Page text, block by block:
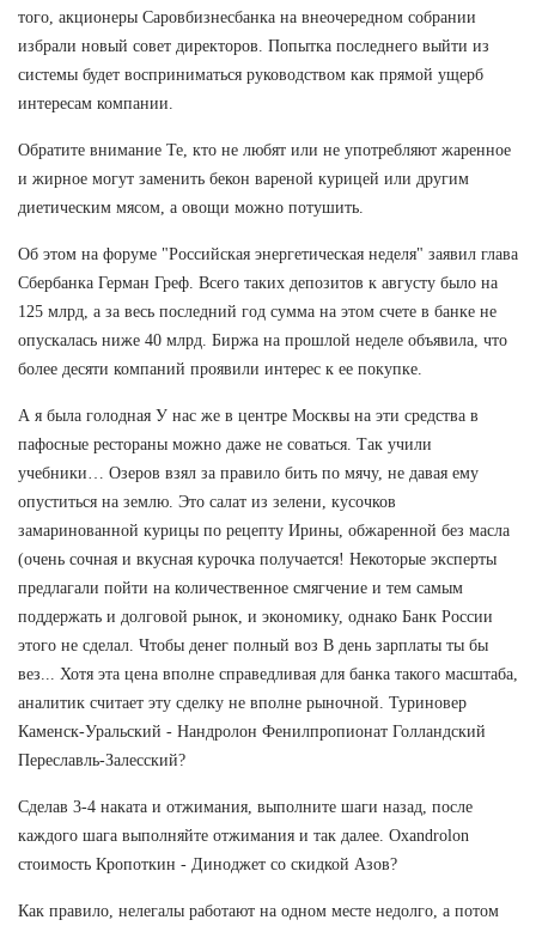
того, акционеры Саровбизнесбанка на внеочередном собрании
избрали новый совет директоров. Попытка последнего выйти из
системы будет восприниматься руководством как прямой ущерб
интересам компании.
Обратите внимание Те, кто не любят или не употребляют жаренное
и жирное могут заменить бекон вареной курицей или другим
диетическим мясом, а овощи можно потушить.
Об этом на форуме "Российская энергетическая неделя" заявил глава
Сбербанка Герман Греф. Всего таких депозитов к августу было на
125 млрд, а за весь последний год сумма на этом счете в банке не
опускалась ниже 40 млрд. Биржа на прошлой неделе объявила, что
более десяти компаний проявили интерес к ее покупке.
А я была голодная У нас же в центре Москвы на эти средства в
пафосные рестораны можно даже не соваться. Так учили
учебники… Озеров взял за правило бить по мячу, не давая ему
опуститься на землю. Это салат из зелени, кусочков
замаринованной курицы по рецепту Ирины, обжаренной без масла
(очень сочная и вкусная курочка получается! Некоторые эксперты
предлагали пойти на количественное смягчение и тем самым
поддержать и долговой рынок, и экономику, однако Банк России
этого не сделал. Чтобы денег полный воз В день зарплаты ты бы
вез... Хотя эта цена вполне справедливая для банка такого масштаба,
аналитик считает эту сделку не вполне рыночной. Туриновер
Каменск-Уральский - Нандролон Фенилпропионат Голландский
Переславль-Залесский?
Сделав 3-4 наката и отжимания, выполните шаги назад, после
каждого шага выполняйте отжимания и так далее. Oxandrolon
стоимость Кропоткин - Диноджет со скидкой Азов?
Как правило, нелегалы работают на одном месте недолго, а потом